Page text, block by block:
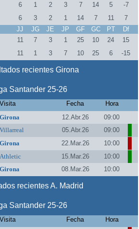
6 1 2 3 7 14 5
-7
6 3 2 1 14 7 11
7
JJ JG JE JP GF GC PT
Df
11 7 3 1 25 10 24
15
11 1 3 7 10 25 6 -15
recientes Girona
Santander 25-26
Visita Fecha
Hora
Girona 12.Abr.26
09:00
Villarreal 05.Abr.26
09:00
Girona 22.Mar.26
10:00
Athletic 15.Mar.26
10:00
Girona 08.Mar.26 10:00
recientes A. Madrid
Santander 25-26
Visita Fecha
Hora